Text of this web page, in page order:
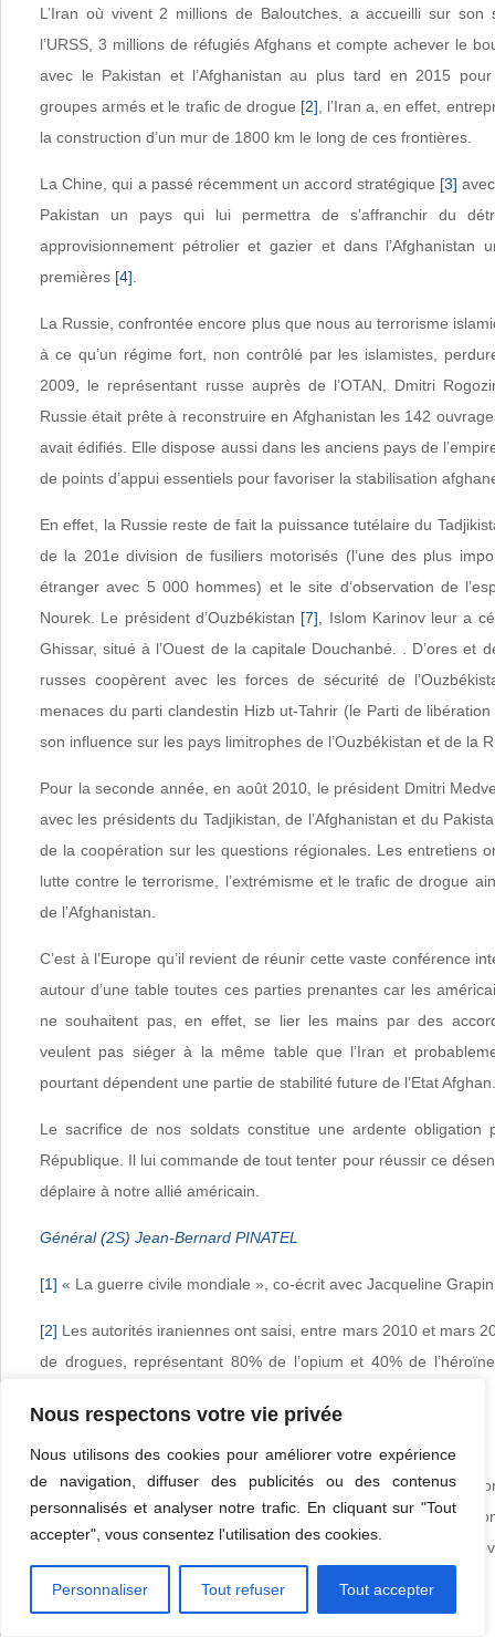
Nous respectons votre vie privée
Nous utilisons des cookies pour améliorer votre expérience
de navigation, diffuser des publicités ou des contenus
personnalisés et analyser notre trafic. En cliquant sur "Tout
accepter", vous consentez l'utilisation des cookies.
Personnaliser Tout refuser Tout accepter
L’Iran où vivent 2 millions de Baloutches, a accueilli sur son
l’URSS, 3 millions de réfugiés Afghans et compte achever le
avec le Pakistan et l’Afghanistan au plus tard en 2015 pour
groupes armés et le trafic de drogue [2] , l’Iran a, en effet,
la construction d’un mur de 1800 km le long de ces frontières.
La Chine, qui a passé récemment un accord stratégique [3]
Pakistan un pays qui lui permettra de s’affranchir du
approvisionnement pétrolier et gazier et dans l’Afghanistan
premières [4]
La Russie, confrontée encore plus que nous au terrorisme
à ce qu’un régime fort, non contrôlé par les islamistes,
2009, le représentant russe auprès de l’OTAN, Dmitri
Russie était prête à reconstruire en Afghanistan les 142
avait édifiés. Elle dispose aussi dans les anciens pays de
de points d’appui essentiels pour favoriser la stabilisation
En effet, la Russie reste de fait la puissance tutélaire du
de la 201e division de fusiliers motorisés (l’une des plus
étranger avec 5 000 hommes) et le site d’observation de
Nourek. Le président d’Ouzbékistan [7] , Islom Karinov leur a
Ghissar, situé à l’Ouest de la capitale Douchanbé. . D’ores et
russes coopèrent avec les forces de sécurité de
menaces du parti clandestin Hizb ut-Tahrir (le Parti de
son influence sur les pays limitrophes de l’Ouzbékistan et de la
Pour la seconde année, en août 2010, le président Dmitri
avec les présidents du Tadjikistan, de l’Afghanistan et du
de la coopération sur les questions régionales. Les entretiens
lutte contre le terrorisme, l’extrémisme et le trafic de drogue
de l’Afghanistan.
C’est à l’Europe qu’il revient de réunir cette vaste conférence
autour d’une table toutes ces parties prenantes car les
ne souhaitent pas, en effet, se lier les mains par des
veulent pas siéger à la même table que l’Iran et
pourtant dépendent une partie de stabilité future de l’Etat Afghan.
Le sacrifice de nos soldats constitue une ardente obligation
République. Il lui commande de tout tenter pour réussir ce
déplaire à notre allié américain.
Général (2S) Jean-Bernard PINATEL
[1] « La guerre civile mondiale », co-écrit avec Jacqueline
[2] Les autorités iraniennes ont saisi, entre mars 2010 et mars
de drogues, représentant 80% de l’opium et 40% de
[4]
Ainsi, en avril 2009, l’entreprise d’État China Metallurgical
payé 3,5 milliards de dollars – plus du double de la somme
mine de cuivre d’Aynak, à 50 km au sud de Kaboul, dans la